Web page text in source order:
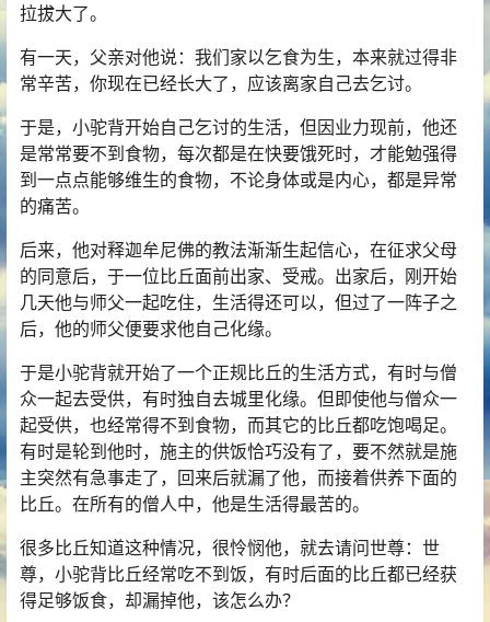
拉拔大了。
有一天，父亲对他说：我们家以乞食为生，本来就过得非
常辛苦，你现在已经长大了，应该离家自己去乞讨。
于是，小驼背开始自己乞讨的生活，但因业力现前，他还
是常常要不到食物，每次都是在快要饿死时，才能勉强得
到一点点能够维生的食物，不论身体或是内心，都是异常
的痛苦。
后来，他对释迦牟尼佛的教法渐渐生起信心，在征求父母
的同意后，于一位比丘面前出家、受戒。出家后，刚开始
几天他与师父一起吃住，生活得还可以，但过了一阵子之
后，他的师父便要求他自己化缘。
于是小驼背就开始了一个正规比丘的生活方式，有时与僧
众一起去受供，有时独自去城里化缘。但即使他与僧众一
起受供，也经常得不到食物，而其它的比丘都吃饱喝足。
有时是轮到他时，施主的供饭恰巧没有了，要不然就是施
主突然有急事走了，回来后就漏了他，而接着供养下面的
比丘。在所有的僧人中，他是生活得最苦的。
很多比丘知道这种情况，很怜悯他，就去请问世尊：世
尊，小驼背比丘经常吃不到饭，有时后面的比丘都已经获
得足够饭食，却漏掉他，该怎么办？